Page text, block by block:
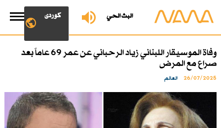
البث الحي کوردی
وفاة الموسيقار اللبناني زياد الرحباني عن عمر 69 عاماً بعد
صراع مع المرض
26/07/2025 العالم